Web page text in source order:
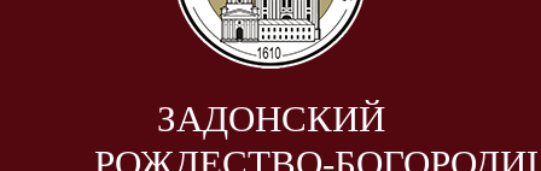
ЗАДОНСКИЙ